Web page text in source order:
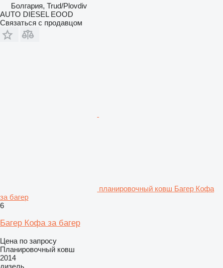
Болгария, Trud/Plovdiv
AUTO DIESEL EOOD
Связаться с продавцом
планировочный ковш Багер Кофа
за багер
6
Багер Кофа за багер
Цена по запросу
Планировочный ковш
2014
дизель